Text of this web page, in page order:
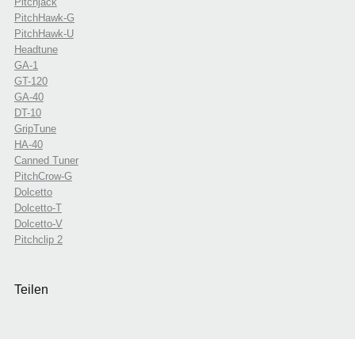
PitchHawk-G
PitchHawk-U
Headtune
GA-1
GT-120
GA-40
DT-10
GripTune
HA-40
Canned Tuner
PitchCrow-G
Dolcetto
Dolcetto-T
Dolcetto-V
Pitchclip 2
Teilen